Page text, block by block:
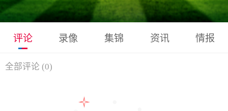
评论 录像 集锦 资讯 情报
全部评论 (0)